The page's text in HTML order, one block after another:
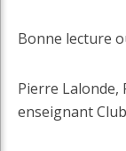
Bonne lecture
Pierre Lalonde,
enseignant